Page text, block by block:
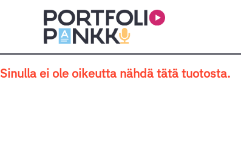
Siirry sisältöön
Sinulla ei ole oikeutta nähdä tätä tuotosta.